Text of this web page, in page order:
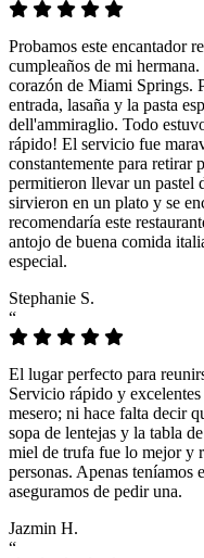
Probamos este encantador
cumpleaños de mi
corazón de Miami Springs.
entrada, lasaña y la pasta
dell'ammiraglio. Todo
rápido! El servicio fue
constantemente para retirar
permitieron llevar un pastel
sirvieron en un plato y se
recomendaría este
antojo de buena comida
especial.
Stephanie S.
“
El lugar perfecto para
Servicio rápido y
mesero; ni hace falta decir
sopa de lentejas y la tabla
miel de trufa fue lo mejor y
personas. Apenas teníamos
aseguramos de pedir una.
Jazmin H.
“